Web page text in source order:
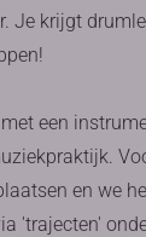
Je krijgt
een
en we
'trajecten'